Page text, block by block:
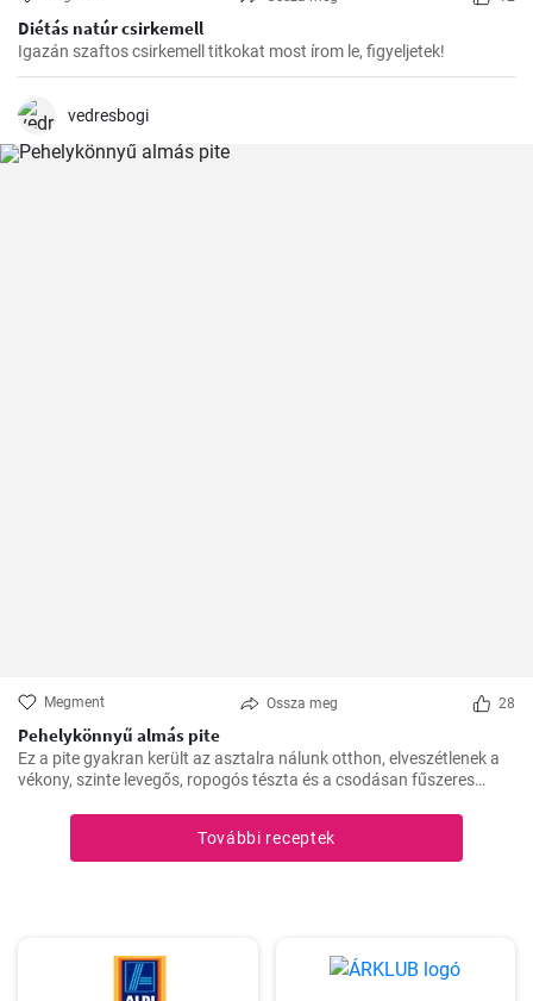
Diétás natúr csirkemell
Igazán szaftos csirkemell titkokat most írom le, figyeljetek!
vedresbogi
Megment Ossza meg 28
Pehelykönnyű almás pite
Ez a pite gyakran került az asztalra nálunk otthon, elveszétlenek a
vékony, szinte levegős, ropogós tészta és a csodásan fűszeres
a fahéj és az alma csodás illatát. Itt az ideje hát, hogy megosszam
veletek is ezt a csodás receptet.További receptek